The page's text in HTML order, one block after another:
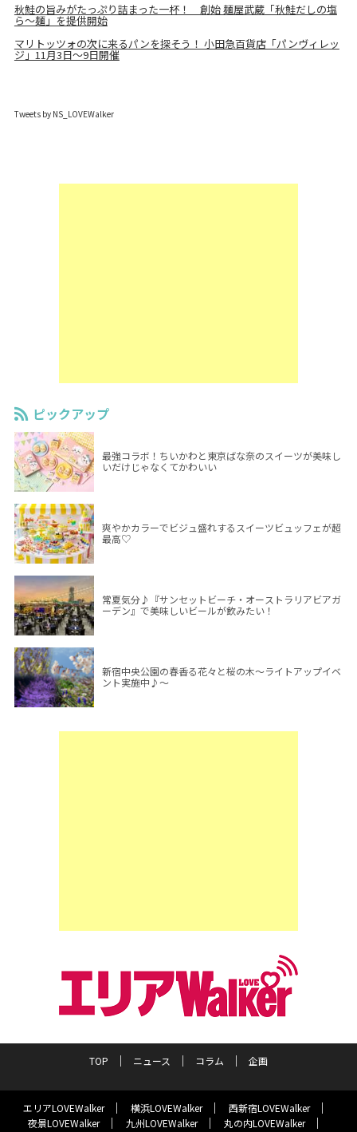
秋鮭の旨みがたっぷり詰まった一杯！ 創始 麺屋武蔵「秋鮭だしの塩
ら～麺」を提供開始
マリトッツォの次に来るパンを探そう！ 小田急百貨店「パンヴィレッ
ジ」11月3日～9日開催
Tweets by NS_LOVEWalker
ピックアップ
最強コラボ！ちいかわと東京ばな奈のスイーツが美味し
いだけじゃなくてかわいい
爽やかカラーでビジュ盛れするスイーツビュッフェが超
最高♡
常夏気分♪『サンセットビーチ・オーストラリアビアガ
ーデン』で美味しいビールが飲みたい！
新宿中央公園の春香る花々と桜の木～ライトアップイベ
ント実施中♪～
TOP ニュース コラム 企画
エリアLOVEWalker 横浜LOVEWalker
西新宿LOVEWalker
夜景LOVEWalker
九州LOVEWalker
丸の内LOVEWalker